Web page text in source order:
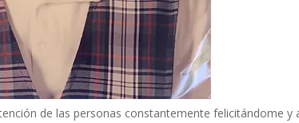
de las personas constantemente felicitándome